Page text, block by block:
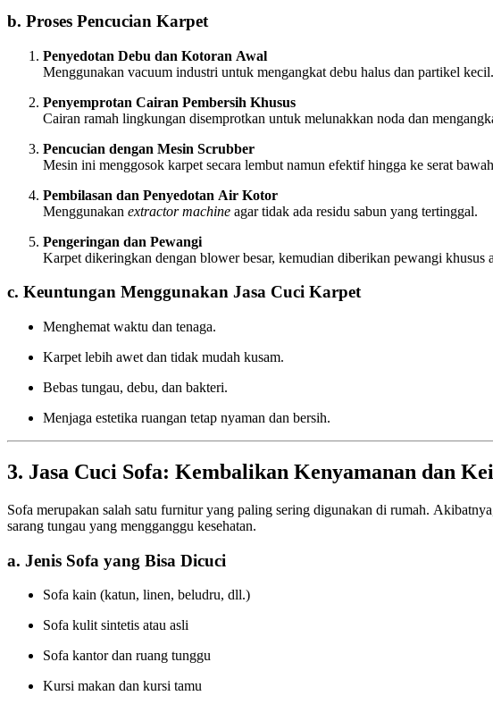
b. Proses Pencucian Karpet
Penyedotan Debu dan Kotoran Awal
Menggunakan vacuum industri untuk mengangkat debu halus dan partikel kecil.
Penyemprotan Cairan Pembersih Khusus
Cairan ramah lingkungan disemprotkan untuk melunakkan noda dan
Pencucian dengan Mesin Scrubber
Mesin ini menggosok karpet secara lembut namun efektif hingga ke serat
Pembilasan dan Penyedotan Air Kotor
Menggunakan extractor machine agar tidak ada residu sabun yang tertinggal.
Pengeringan dan Pewangi
Karpet dikeringkan dengan blower besar, kemudian diberikan pewangi khusus
c. Keuntungan Menggunakan Jasa Cuci Karpet
Menghemat waktu dan tenaga.
Karpet lebih awet dan tidak mudah kusam.
Bebas tungau, debu, dan bakteri.
Menjaga estetika ruangan tetap nyaman dan bersih.
3. Jasa Cuci Sofa: Kembalikan Kenyamanan dan
Sofa merupakan salah satu furnitur yang paling sering digunakan di rumah.
sarang tungau yang mengganggu kesehatan.
a. Jenis Sofa yang Bisa Dicuci
Sofa kain (katun, linen, beludru, dll.)
Sofa kulit sintetis atau asli
Sofa kantor dan ruang tunggu
Kursi makan dan kursi tamu